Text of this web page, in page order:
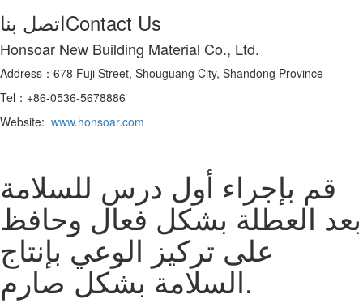
اتصل بناContact Us
Honsoar New Building Material Co., Ltd.
Address：678 Fuji Street, Shouguang City, Shandong Province
Tel：+86-0536-5678886
Website: www.honsoar.com
قم بإجراء أول درس للسلامة
بعد العطلة بشكل فعال وحافظ
على تركيز الوعي بإنتاج
السلامة بشكل صارم.